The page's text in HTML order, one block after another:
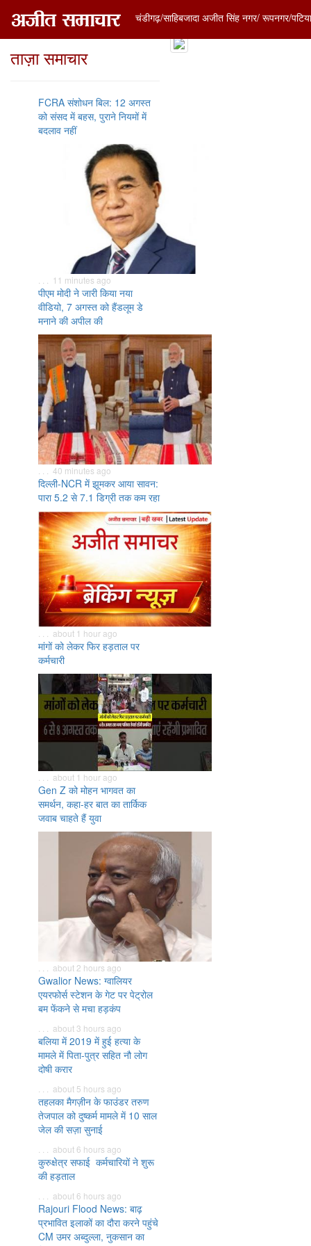
चंडीगढ़/साहिबजादा अजीत सिंह नगर/ रूपनगर/
ताज़ा समाचार
FCRA संशोधन बिल: 12 अगस्त
को संसद में बहस, पुराने नियमों में
बदलाव नहीं
. . . 11 minutes ago
पीएम मोदी ने जारी किया नया
वीडियो, 7 अगस्त को हैंडलूम डे
मनाने की अपील की
. . . 40 minutes ago
दिल्ली-NCR में झूमकर आया सावन:
पारा 5.2 से 7.1 डिग्री तक कम रहा
. . . about 1 hour ago
मांगों को लेकर फिर हड़ताल पर
कर्मचारी
. . . about 1 hour ago
Gen Z को मोहन भागवत का
समर्थन, कहा-हर बात का तार्किक
जवाब चाहते हैं युवा
. . . about 2 hours ago
Gwalior News: ग्वालियर
एयरफोर्स स्टेशन के गेट पर पेट्रोल
बम फेंकने से मचा हड़कंप
. . . about 3 hours ago
बलिया में 2019 में हुई हत्या के
मामले में पिता-पुत्र सहित नौ लोग
दोषी करार
. . . about 5 hours ago
तहलका मैगज़ीन के फाउंडर तरुण
तेजपाल को दुष्कर्म मामले में 10 साल
जेल की सज़ा सुनाई
. . . about 6 hours ago
कुरुक्षेत्र सफाई कर्मचारियों ने शुरू
की हड़ताल
. . . about 6 hours ago
Rajouri Flood News: बाढ़
प्रभावित इलाकों का दौरा करने पहुंचे
CM उमर अब्दुल्ला, नुकसान का